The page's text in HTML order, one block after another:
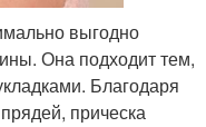
выгодно
Она подходит тем,
Благодаря
прическа